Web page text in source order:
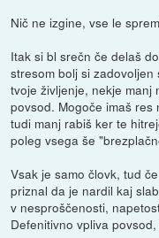
Nič ne izgine, vse le
Itak si bl srečn če delaš
stresom bolj si
tvoje življenje, nekje manj
povsod. Mogoče imaš res
tudi manj rabiš ker te
poleg vsega še
Vsak je samo človk, tud
priznal da je nardil kaj
v nesproščenosti,
Defenitivno vpliva